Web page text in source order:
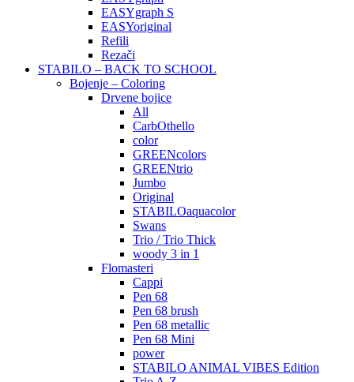
EASYgraph S
EASYoriginal
Refili
Rezači
STABILO – BACK TO SCHOOL
Bojenje – Coloring
Drvene bojice
All
CarbOthello
color
GREENcolors
GREENtrio
Jumbo
Original
STABILOaquacolor
Swans
Trio / Trio Thick
woody 3 in 1
Flomasteri
Cappi
Pen 68
Pen 68 brush
Pen 68 metallic
Pen 68 Mini
power
STABILO ANIMAL VIBES Edition